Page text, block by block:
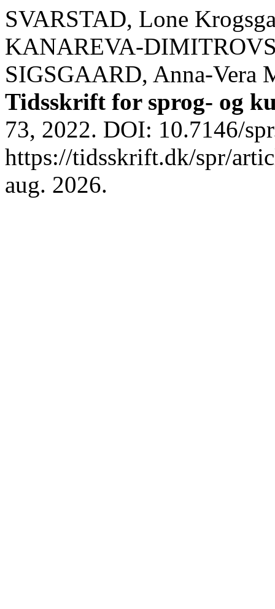
SVARSTAD, Lone
KANAREVA-
SIGSGAARD, Anna-
Tidsskrift for sprog- og
73, 2022. DOI: 10.7146/
https://tidsskrift.dk/spr/
aug. 2026.